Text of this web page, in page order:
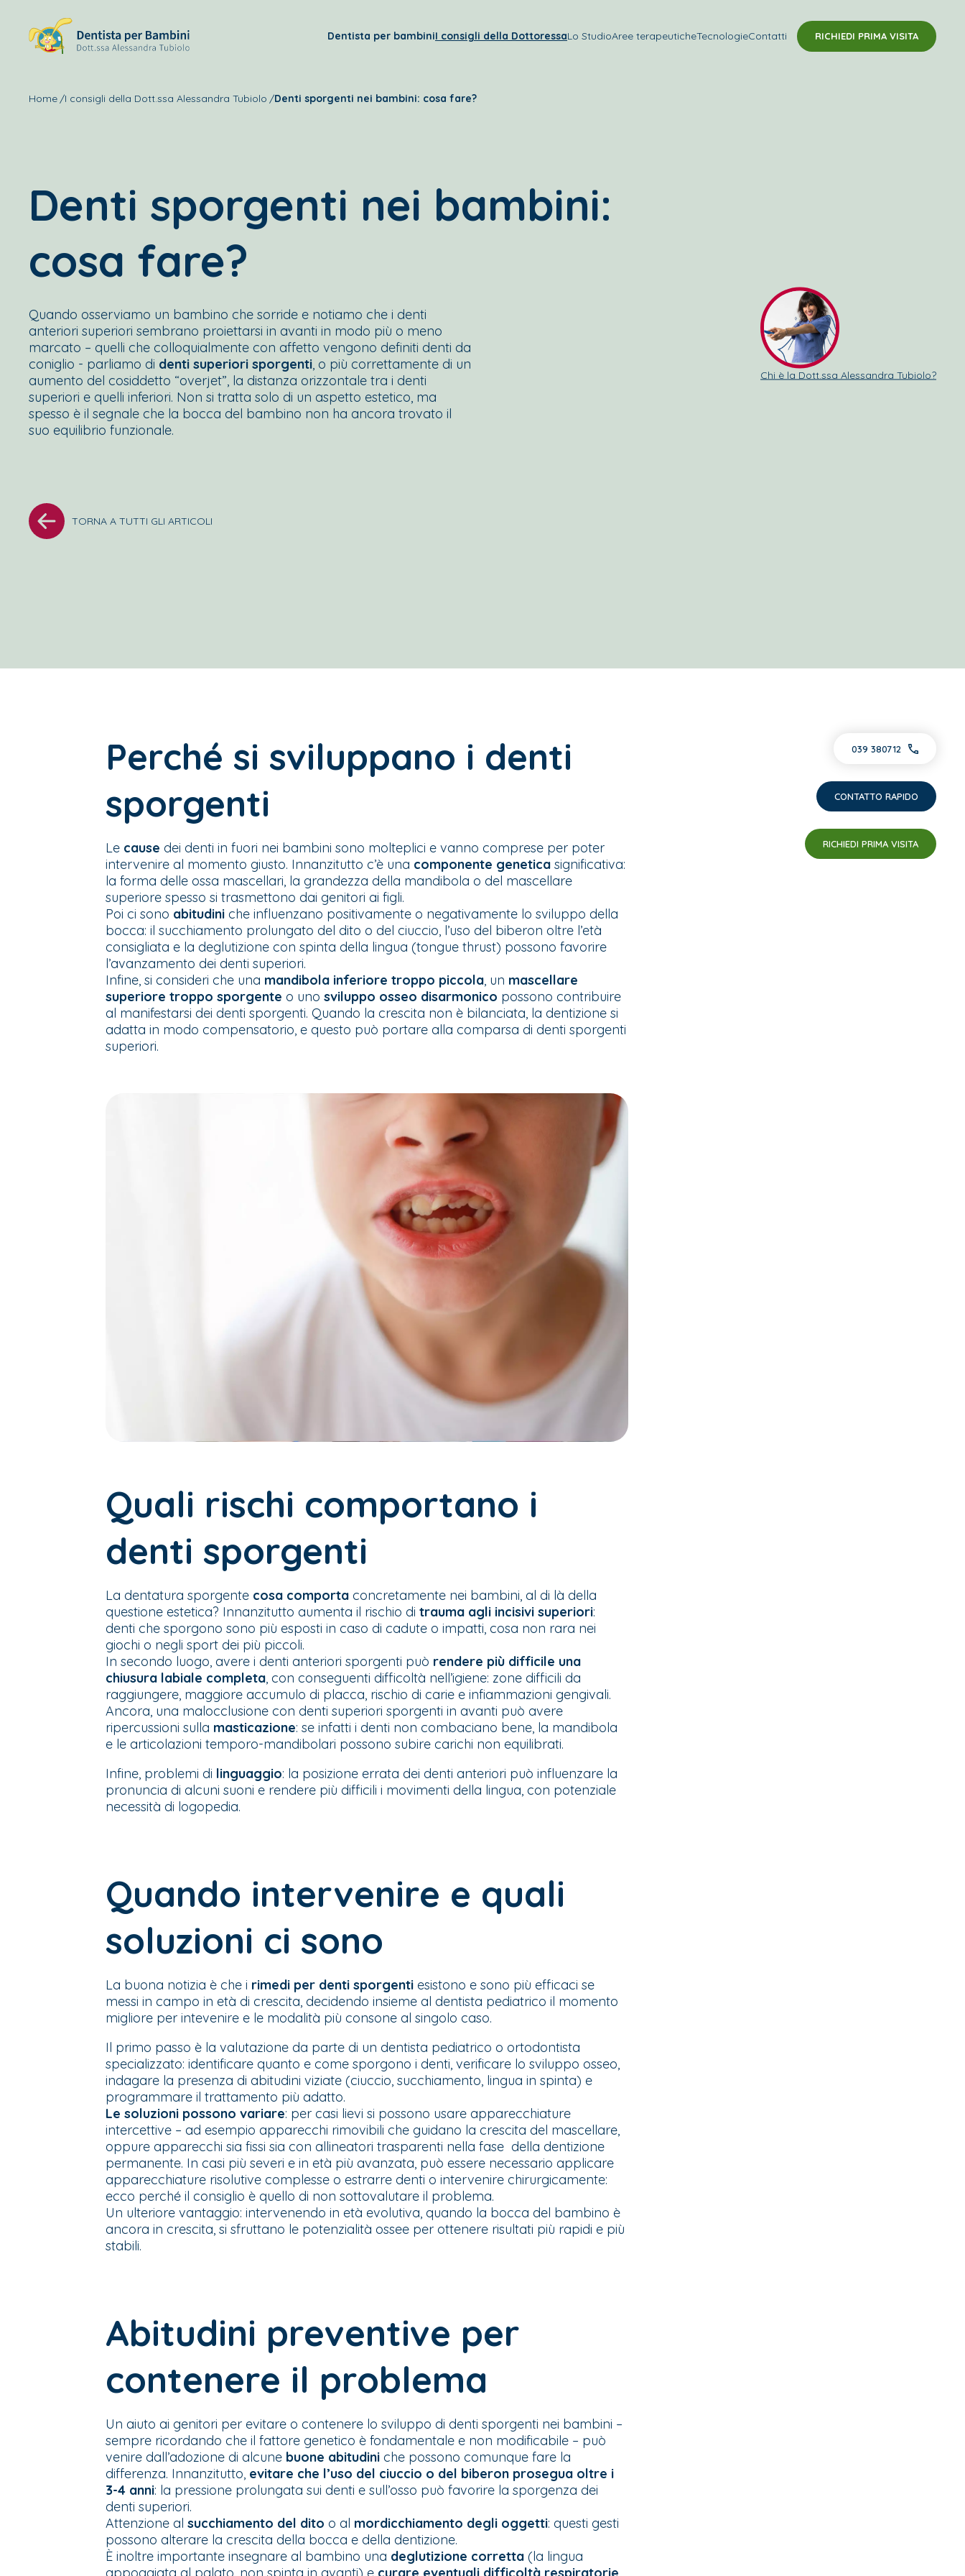
Dentista per bambiniI consigli della DottoressaLo StudioAree terapeuticheTecnologieContatti RICHIEDI PRIMA VISITA
Home I consigli della Dott.ssa Alessandra Tubiolo Denti sporgenti nei bambini: cosa fare?
Denti sporgenti nei bambini:
cosa fare?
Quando osserviamo un bambino che sorride e notiamo che i denti
anteriori superiori sembrano proiettarsi in avanti in modo più o meno
marcato – quelli che colloquialmente con affetto vengono definiti denti da
coniglio - parliamo di denti superiori sporgenti, o più correttamente di un
aumento del cosiddetto “overjet”, la distanza orizzontale tra i denti
superiori e quelli inferiori. Non si tratta solo di un aspetto estetico, ma
spesso è il segnale che la bocca del bambino non ha ancora trovato il
suo equilibrio funzionale.
TORNA A TUTTI GLI ARTICOLI
Chi è la Dott.ssa Alessandra Tubiolo?
Perché si sviluppano i denti
sporgenti
Le cause dei denti in fuori nei bambini sono molteplici e vanno comprese per poter
intervenire al momento giusto. Innanzitutto c’è una componente genetica significativa:
la forma delle ossa mascellari, la grandezza della mandibola o del mascellare
superiore spesso si trasmettono dai genitori ai figli.
Poi ci sono abitudini che influenzano positivamente o negativamente lo sviluppo della
bocca: il succhiamento prolungato del dito o del ciuccio, l’uso del biberon oltre l’età
consigliata e la deglutizione con spinta della lingua (tongue thrust) possono favorire
l’avanzamento dei denti superiori.
Infine, si consideri che una mandibola inferiore troppo piccola, un mascellare
superiore troppo sporgente o unosviluppo osseo disarmonico possono contribuire
al manifestarsi dei denti sporgenti. Quando la crescita non è bilanciata, la dentizione si
adatta in modo compensatorio, e questo può portare alla comparsa di denti sporgenti
superiori.
Quali rischi comportano i
denti sporgenti
La dentatura sporgente cosa comporta concretamente nei bambini, al di là della
questione estetica? Innanzitutto aumenta il rischio ditrauma agli incisivi superiori:
denti che sporgono sono più esposti in caso di cadute o impatti, cosa non rara nei
giochi o negli sport dei più piccoli.
In secondo luogo, avere i denti anteriori sporgenti può rendere più difficile una
chiusura labiale completa , con conseguenti difficoltà nell’igiene: zone difficili da
raggiungere, maggiore accumulo di placca, rischio di carie e infiammazioni gengivali.
Ancora, una malocclusione con denti superiori sporgenti in avanti può avere
ripercussioni sulla masticazione: se infatti i denti non combaciano bene, la mandibola
e le articolazioni temporo-mandibolari possono subire carichi non equilibrati.
Infine, problemi di linguaggio: la posizione errata dei denti anteriori può influenzare la
pronuncia di alcuni suoni e rendere più difficili i movimenti della lingua, con potenziale
necessità di logopedia.
Quando intervenire e quali
soluzioni ci sono
La buona notizia è che i rimedi per denti sporgenti esistono e sono più efficaci se
messi in campo in età di crescita, decidendo insieme al dentista pediatrico il momento
migliore per intevenire e le modalità più consone al singolo caso.
Il primo passo è la valutazione da parte di un dentista pediatrico o ortodontista
specializzato: identificare quanto e come sporgono i denti, verificare lo sviluppo osseo,
indagare la presenza di abitudini viziate (ciuccio, succhiamento, lingua in spinta) e
programmare il trattamento più adatto.
Le soluzioni possono variare: per casi lievi si possono usare apparecchiature
intercettive – ad esempio apparecchi rimovibili che guidano la crescita del mascellare,
oppure apparecchi sia fissi sia con allineatori trasparenti nella fase della dentizione
permanente. In casi più severi e in età più avanzata, può essere necessario applicare
apparecchiature risolutive complesse o estrarre denti o intervenire chirurgicamente:
ecco perché il consiglio è quello di non sottovalutare il problema.
Un ulteriore vantaggio: intervenendo in età evolutiva, quando la bocca del bambino è
ancora in crescita, si sfruttano le potenzialità ossee per ottenere risultati più rapidi e più
stabili.
Abitudini preventive per
contenere il problema
Un aiuto ai genitori per evitare o contenere lo sviluppo di denti sporgenti nei bambini –
sempre ricordando che il fattore genetico è fondamentale e non modificabile – può
venire dall’adozione di alcune buone abitudini che possono comunque fare la
differenza. Innanzitutto, evitare che l’uso del ciuccio o del biberon prosegua oltre i
3-4 anni: la pressione prolungata sui denti e sull’osso può favorire la sporgenza dei
denti superiori.
Attenzione alsucchiamento del dito o al mordicchiamento degli oggetti: questi gesti
possono alterare la crescita della bocca e della dentizione.
È inoltre importante insegnare al bambino una deglutizione corretta (la lingua
appoggiata al palato, non spinta in avanti) e curare eventuali difficoltà respiratorie
039 380712
CONTATTO RAPIDO
RICHIEDI PRIMA VISITA